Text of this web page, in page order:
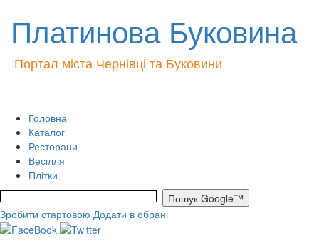
Платинова Буковина
Портал міста Чернівці та Буковини
Головна
Каталог
Ресторани
Весілля
Плітки
Зробити стартовою Додати в обрані